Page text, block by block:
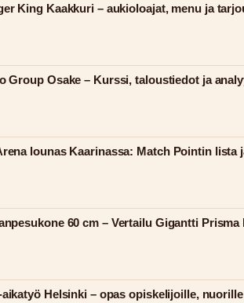
King Kaakkuri – aukioloajat, menu ja
Group Osake – Kurssi, taloustiedot ja
lounas Kaarinassa: Match Pointin lista
60 cm – Vertailu Gigantti Prisma
aikatyö Helsinki – opas opiskelijoille,